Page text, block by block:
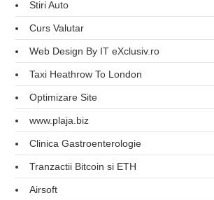
Stiri Auto
Curs Valutar
Web Design By IT eXclusiv.ro
Taxi Heathrow To London
Optimizare Site
www.plaja.biz
Clinica Gastroenterologie
Tranzactii Bitcoin si ETH
Airsoft